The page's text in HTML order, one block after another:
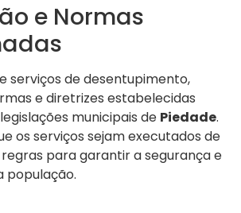
e Normas
serviços de desentupimento,
e diretrizes estabelecidas
municipais de Piedade.
os serviços sejam executados de
para garantir a segurança e
população.